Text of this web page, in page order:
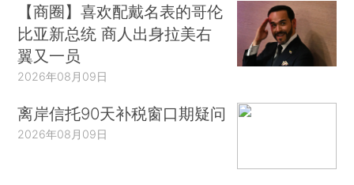
【商圈】喜欢配戴名表的哥伦
比亚新总统 商人出身拉美右
翼又一员
2026年08月09日
离岸信托90天补税窗口期疑问
2026年08月09日